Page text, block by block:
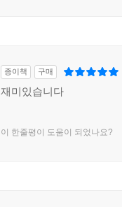
종이책 구매
재미있습니다
이 한줄평이 도움이 되었나요?